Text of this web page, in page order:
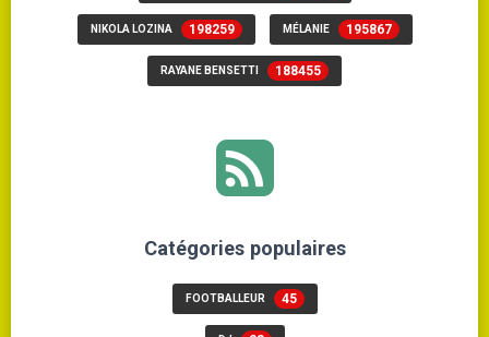
NIKOLA LOZINA 198259 MÉLANIE 195867
RAYANE BENSETTI 188455
Catégories populaires
FOOTBALLEUR 45